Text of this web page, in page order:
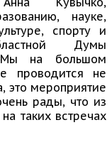
науке,
спорту и
Думы
«Мы на большом
проводится не
это мероприятие
рады, что из
таких встречах